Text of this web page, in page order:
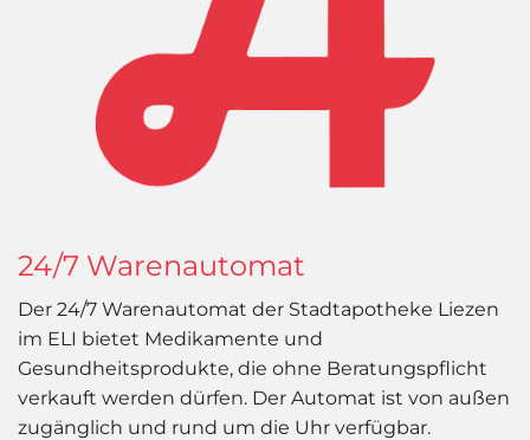
24/7 Warenautomat
Der 24/7 Warenautomat der Stadtapotheke Liezen
im ELI bietet Medikamente und
Gesundheitsprodukte, die ohne Beratungspflicht
verkauft werden dürfen. Der Automat ist von außen
zugänglich und rund um die Uhr verfügbar.